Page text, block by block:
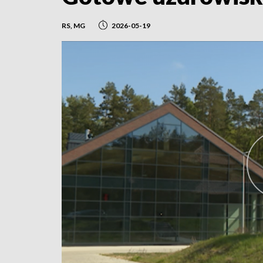
RS, MG 2026-05-19